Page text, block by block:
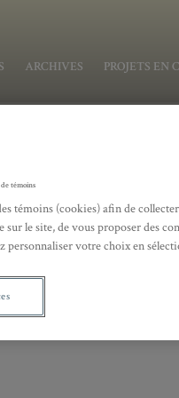
ARCHIVES PROJETS EN
témoins
témoins (cookies) afin de
sur le site, de vous proposer des
personnaliser votre choix en